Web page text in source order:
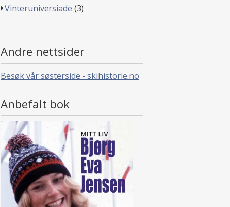
Vinteruniversiade (3)
Andre nettsider
Besøk vår søsterside - skihistorie.no
Anbefalt bok